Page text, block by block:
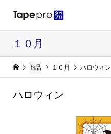
１０月
商品 １０月 ハロウィン
ハロウィン